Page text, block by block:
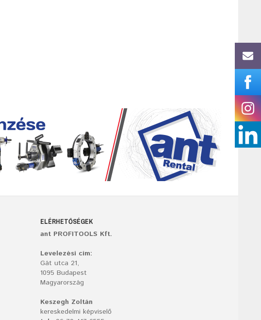
ELÉRHETŐSÉGEK
ant PROFITOOLS Kft.
Levelezési cím:
Gát utca 21,
1095 Budapest
Magyarország
Keszegh Zoltán
kereskedelmi képviselő